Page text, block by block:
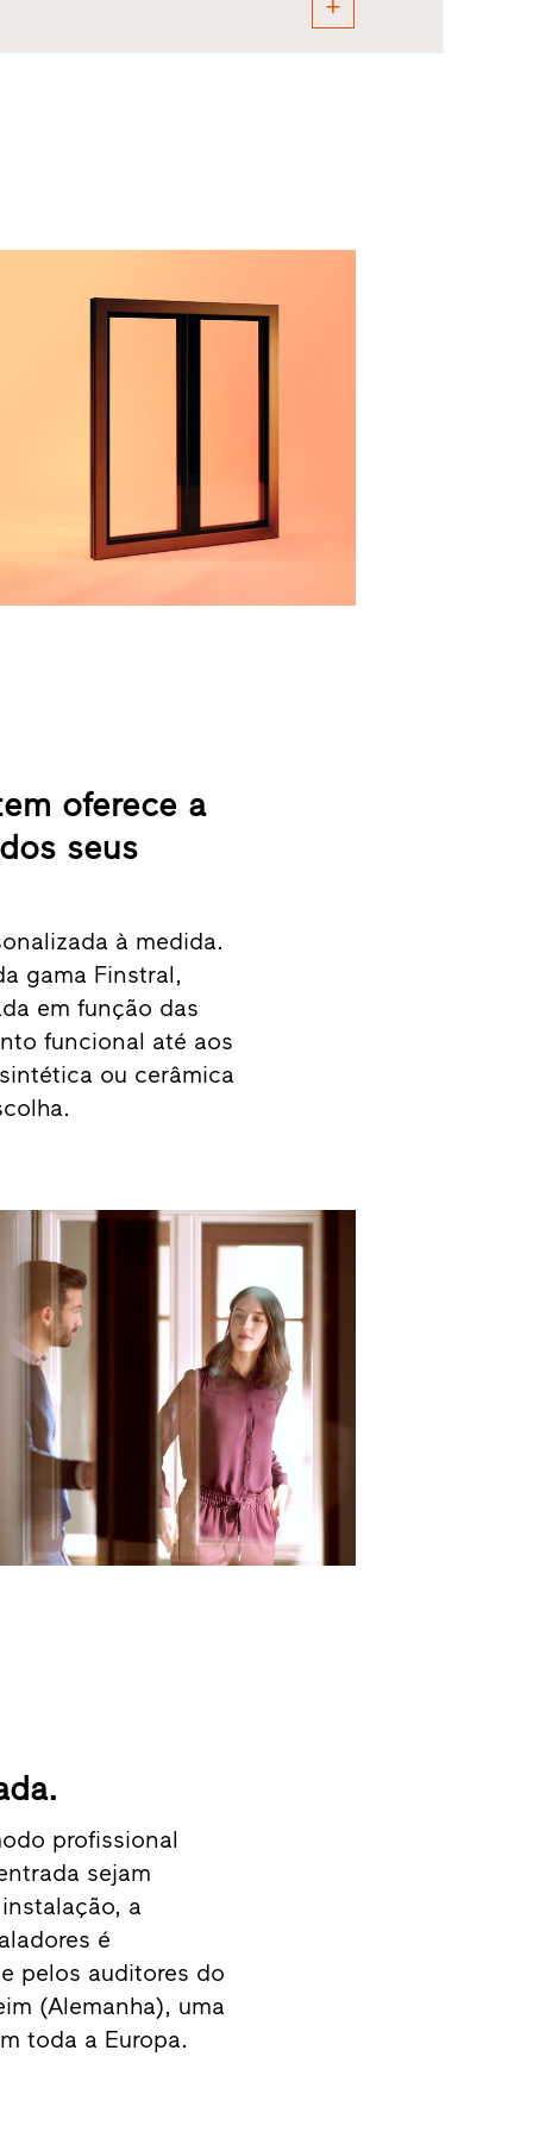
oferece a
seus
à medida.
gama Finstral,
em função das
funcional até aos
ou cerâmica
profissional
sejam
a
é
pelos auditores do
(Alemanha), uma
toda a Europa.